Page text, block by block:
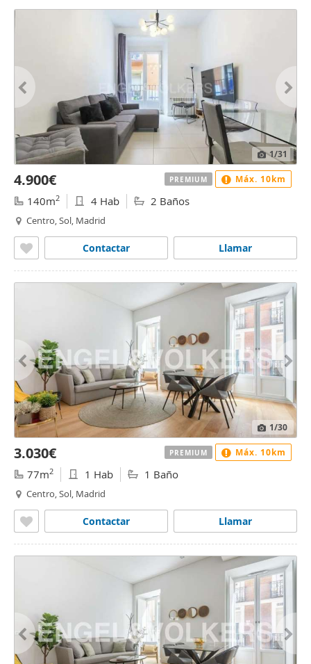
1/31
4.900€
140m2 4 Hab 2 Baños
Centro, Sol, Madrid
Llamar
Contactar
PREMIUM Máx. 10km
1/30
3.030€
77m2 1 Hab 1 Baño
Centro, Sol, Madrid
Llamar
Contactar
PREMIUM Máx. 10km